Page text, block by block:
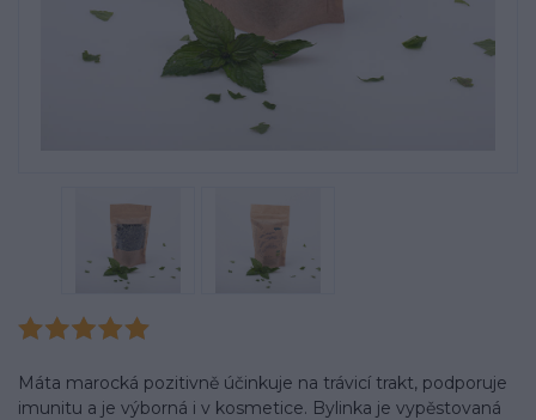
Máta marocká pozitivně účinkuje na trávicí trakt, podporuje
imunitu a je výborná i v kosmetice. Bylinka je vypěstovaná